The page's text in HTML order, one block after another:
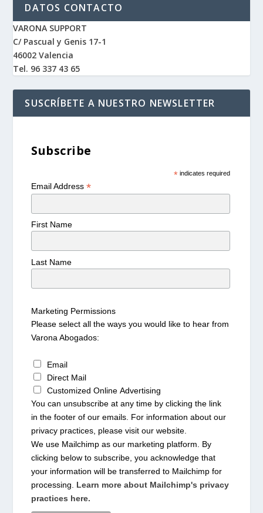
DATOS CONTACTO
VARONA SUPPORT
C/ Pascual y Genis 17-1
46002 Valencia
Tel. 96 337 43 65
SUSCRÍBETE A NUESTRO NEWSLETTER
Subscribe
*indicates required
Email Address*
First Name
Last Name
Marketing Permissions
Please select all the ways you would like to hear from
Varona Abogados:
Email
Direct Mail
Customized Online Advertising
You can unsubscribe at any time by clicking the link
in the footer of our emails. For information about our
privacy practices, please visit our website.
We use Mailchimp as our marketing platform. By
clicking below to subscribe, you acknowledge that
your information will be transferred to Mailchimp for
processing. Learn more about Mailchimp's privacy
practices here.